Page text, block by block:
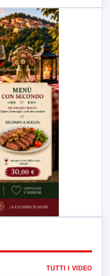
LabNews (replica)
TUTTI I VIDEO